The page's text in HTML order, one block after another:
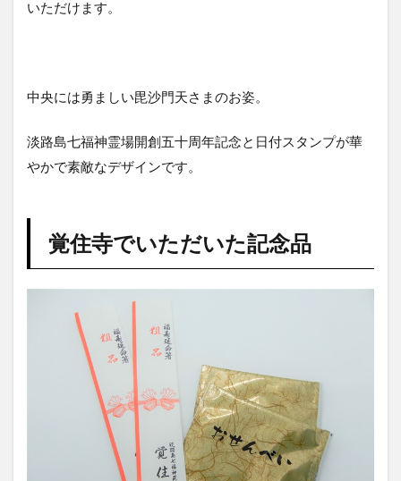
いただけます。
中央には勇ましい毘沙門天さまのお姿。
淡路島七福神霊場開創五十周年記念と日付スタンプが華
やかで素敵なデザインです。
覚住寺でいただいた記念品